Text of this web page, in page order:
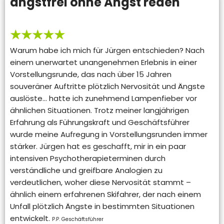
★★★★★
Warum habe ich mich für Jürgen entschieden? Nach
einem unerwartet unangenehmen Erlebnis in einer
Vorstellungsrunde, das nach über 15 Jahren
souveräner Auftritte plötzlich Nervosität und Ängste
auslöste… hatte ich zunehmend Lampenfieber vor
ähnlichen Situationen. Trotz meiner langjährigen
Erfahrung als Führungskraft und Geschäftsführer
wurde meine Aufregung in Vorstellungsrunden immer
stärker. Jürgen hat es geschafft, mir in ein paar
intensiven Psychotherapieterminen durch
verständliche und greifbare Analogien zu
verdeutlichen, woher diese Nervosität stammt –
ähnlich einem erfahrenen Skifahrer, der nach einem
Unfall plötzlich Ängste in bestimmten Situationen
entwickelt. P.P. Geschäftsführer